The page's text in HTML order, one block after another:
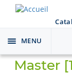
Toggle
navigation
MENU
Master